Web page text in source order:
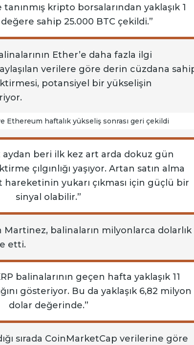
kripto borsalarından yaklaşık 1
sahip 25.000 BTC çekildi.”
Ether’e daha fazla ilgi
verilere göre derin cüzdana
potansiyel bir yükselişin
Ethereum haftalık yükseliş sonrası geri çekildi
aydan beri ilk kez art arda dokuz gün
çılgınlığı yaşıyor. Artan satın alma
hareketinin yukarı çıkması için güçlü bir
sinyal olabilir.”
Martinez, balinaların milyonlarca dolarlık
etti.
balinalarının geçen hafta yaklaşık 11
gösteriyor. Bu da yaklaşık 6,82 milyon
dolar değerinde.”
sırada CoinMarketCap verilerine göre